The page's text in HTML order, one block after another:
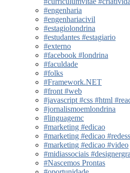
#engenharia
#engenhariacivil
#estagiolondrina
#estudantes #estagiario
#externo
#facebook #londrina
#faculdade
#folks
#Framework.NET
#front #web
#javascript #css #html
#jornalismoemlondrina
#linguagemc
#marketing #edicao
#marketing #edicao
#marketing #edicao #video
#midiassociais
#Nascemos Prontas